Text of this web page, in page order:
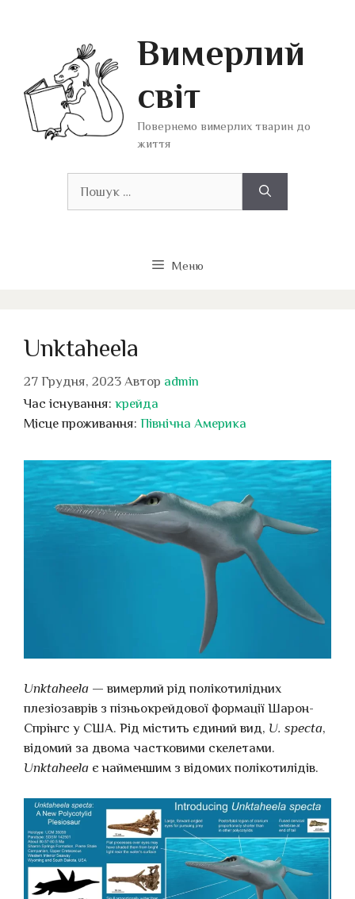
Вимерлий
світ
Повернемо вимерлих тварин до
життя
Меню
Unktaheela
27 Грудня, 2023 Автор admin
Час існування: крейда
Місце проживання: Північна Америка
Unktaheela — вимерлий рід полікотилідних
плезіозаврів з пізньокрейдової формації Шарон-
Спрінгс у США. Рід містить єдиний вид, U. specta,
відомий за двома частковими скелетами.
Unktaheela є найменшим з відомих полікотилідів.